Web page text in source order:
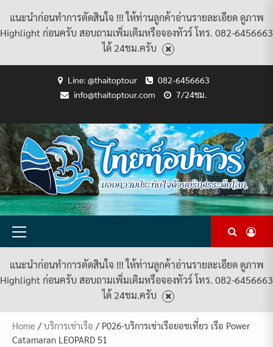
แนะนำก่อนทำการตัดสินใจ !!! ให้ท่านลูกค้าอ่านรายละเอียด ดูภาพ
Highlight ก่อนครับ สอบถามเพิ่มเติมหรือจองทัวร์ โทร. 082-6456663
ได้ 24ชม.ครับ
Line: @thaitoptour
082-6456663
info@thaitoptour.com
7/24ชม.
USACCOUNT
POLICY
AND
CONDITIONS
แพ็คเกจ
ทัวร์
ทั้งหมด
ต้อนรับ
สู่
ไทย
ท็อป
ทัวร์
กับ
เรา
ทัวร์
ทั้งหมด
Primary
แนะนำก่อนทำการตัดสินใจ !!! ให้ท่านลูกค้าอ่านรายละเอียด ดูภาพ
Highlight ก่อนครับ สอบถามเพิ่มเติมหรือจองทัวร์ โทร. 082-6456663
ได้ 24ชม.ครับ
Home /บริการเช่าเรือ / P026-บริการเช่าเรือยอชเที่ยว เรือ Power
Catamaran LEOPARD 51